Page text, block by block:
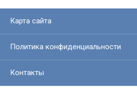
Карта сайта
Политика конфиденциальности
Контакты